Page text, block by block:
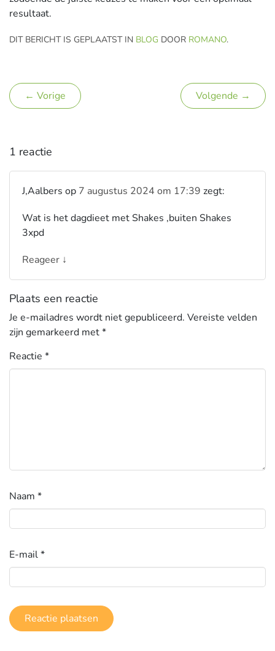
resultaat.
DIT BERICHT IS GEPLAATST IN BLOG DOOR ROMANO.
← Vorige Volgende →
1 reactie
J,Aalbers op 7 augustus 2024 om 17:39 zegt:
Wat is het dagdieet met Shakes ,buiten Shakes
3xpd
Reageer ↓
Plaats een reactie
Je e-mailadres wordt niet gepubliceerd. Vereiste velden
zijn gemarkeerd met*
Reactie *
Naam *
E-mail*